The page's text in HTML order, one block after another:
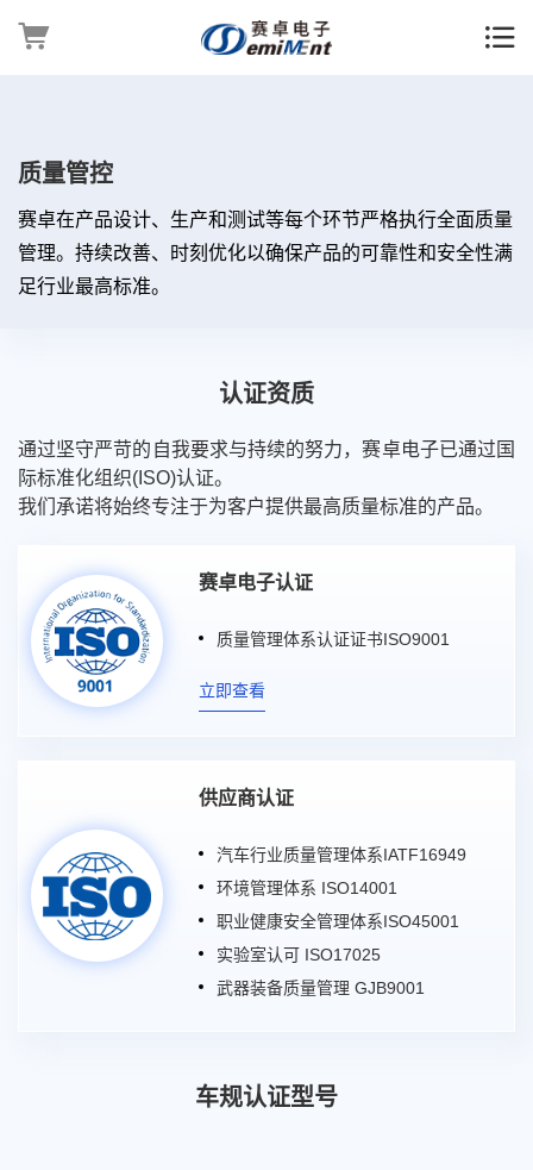
质量管控
赛卓在产品设计、生产和测试等每个环节严格执行全面质量
管理。持续改善、时刻优化以确保产品的可靠性和安全性满
足行业最高标准。
认证资质
通过坚守严苛的自我要求与持续的努力，赛卓电子已通过国
际标准化组织(ISO)认证。
我们承诺将始终专注于为客户提供最高质量标准的产品。
赛卓电子认证
质量管理体系认证证书ISO9001
立即查看
供应商认证
汽车行业质量管理体系IATF16949
环境管理体系 ISO14001
职业健康安全管理体系ISO45001
实验室认可 ISO17025
武器装备质量管理 GJB9001
车规认证型号